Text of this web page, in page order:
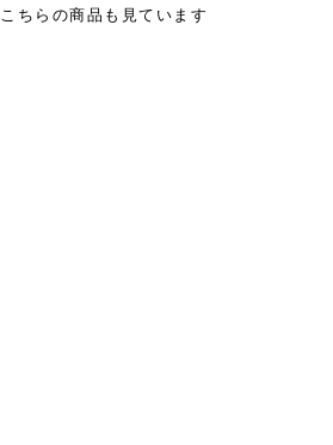
こちらの商品も見ています